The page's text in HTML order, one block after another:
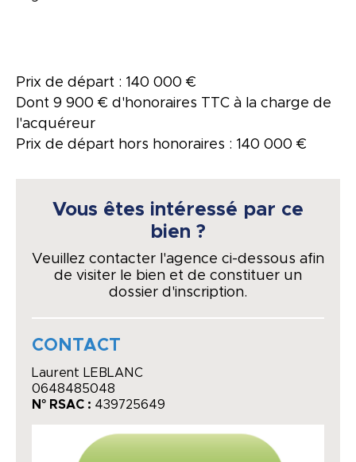
Prix de départ : 140 000 €
Dont 9 900 € d'honoraires TTC à la charge de
l'acquéreur
Prix de départ hors honoraires : 140 000 €
Vous êtes intéressé par ce
bien ?
Veuillez contacter l'agence ci-dessous afin
de visiter le bien et de constituer un
dossier d'inscription.
CONTACT
Laurent LEBLANC
0648485048
N° RSAC : 439725649